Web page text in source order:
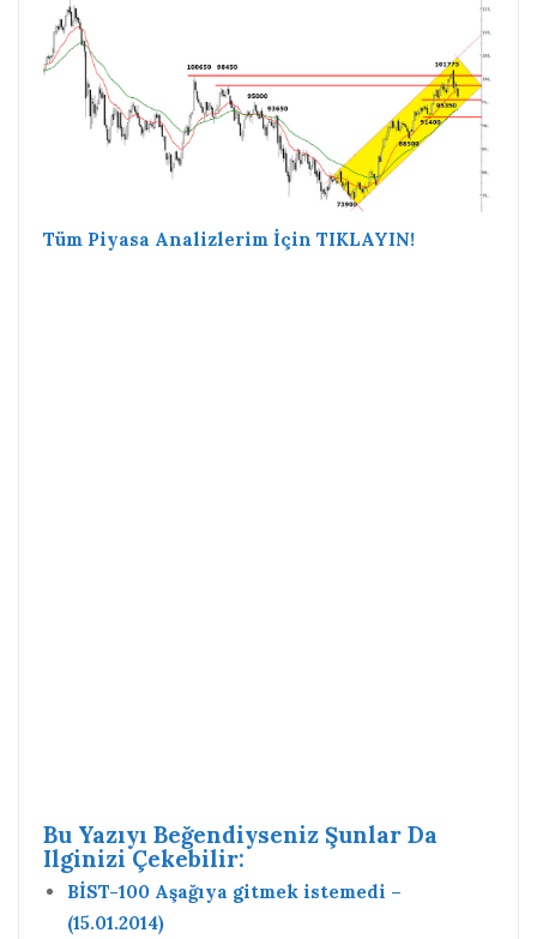
Tüm Piyasa Analizlerim İçin TIKLAYIN!
Bu Yazıyı Beğendiyseniz Şunlar Da
Ilginizi Çekebilir:
BİST-100 Aşağıya gitmek istemedi –
(15.01.2014)